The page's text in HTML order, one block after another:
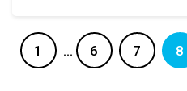
1 … 6 7 8